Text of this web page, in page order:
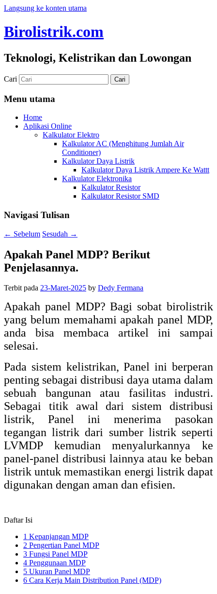
Langsung ke konten utama
Birolistrik.com
Teknologi, Kelistrikan dan Lowongan
Cari
Menu utama
Home
Aplikasi Online
Kalkulator Elektro
Kalkulator AC (Menghitung Jumlah Air
Conditioner)
Kalkulator Daya Listrik
Kalkulator Daya Listrik Ampere Ke Wattt
Kalkulator Elektronika
Kalkulator Resistor
Kalkulator Resistor SMD
Navigasi Tulisan
← Sebelum Sesudah →
Apakah Panel MDP? Berikut
Penjelasannya.
Terbit pada 23-Maret-2025 by Dedy Fermana
Apakah panel MDP? Bagi sobat birolistrik
yang belum memahami apakah panel MDP,
anda bisa membaca artikel ini sampai
selesai.
Pada sistem kelistrikan, Panel ini berperan
penting sebagai distribusi daya utama dalam
sebuah bangunan atau fasilitas industri.
Sebagai titik awal dari sistem distribusi
listrik, Panel ini menerima pasokan
tegangan listrik dari sumber listrik seperti
LVMDP kemudian menyalurkannya ke
panel-panel distribusi lainnya atau ke beban
listrik untuk memastikan energi listrik dapat
digunakan dengan aman dan efisien.
Daftar Isi
1 Kepanjangan MDP
2 Pengertian Panel MDP
3 Fungsi Panel MDP
4 Penggunaan MDP
5 Ukuran Panel MDP
6 Cara Kerja Main Distribution Panel (MDP)